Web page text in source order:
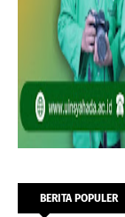
BERITA POPULER